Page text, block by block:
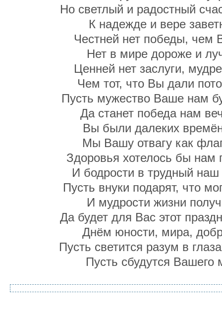
Но светлый и радостный
К надежде и вере
Честней нет победы, чем
Нет в мире дороже и
Ценней нет заслуги,
Чем тот, что Вы дали
Пусть мужество Ваше нам
Да станет победа нам
Вы были далеких
Мы Вашу отвагу как
Здоровья хотелось бы нам
И бодрости в трудный
Пусть внуки подарят, что
И мудрости жизни
Да будет для Вас этот
Днём юности, мира,
Пусть светится разум в
Пусть сбудутся Вашего